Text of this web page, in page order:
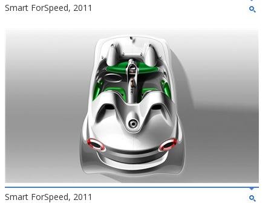
Smart ForSpeed, 2011
Smart ForSpeed, 2011